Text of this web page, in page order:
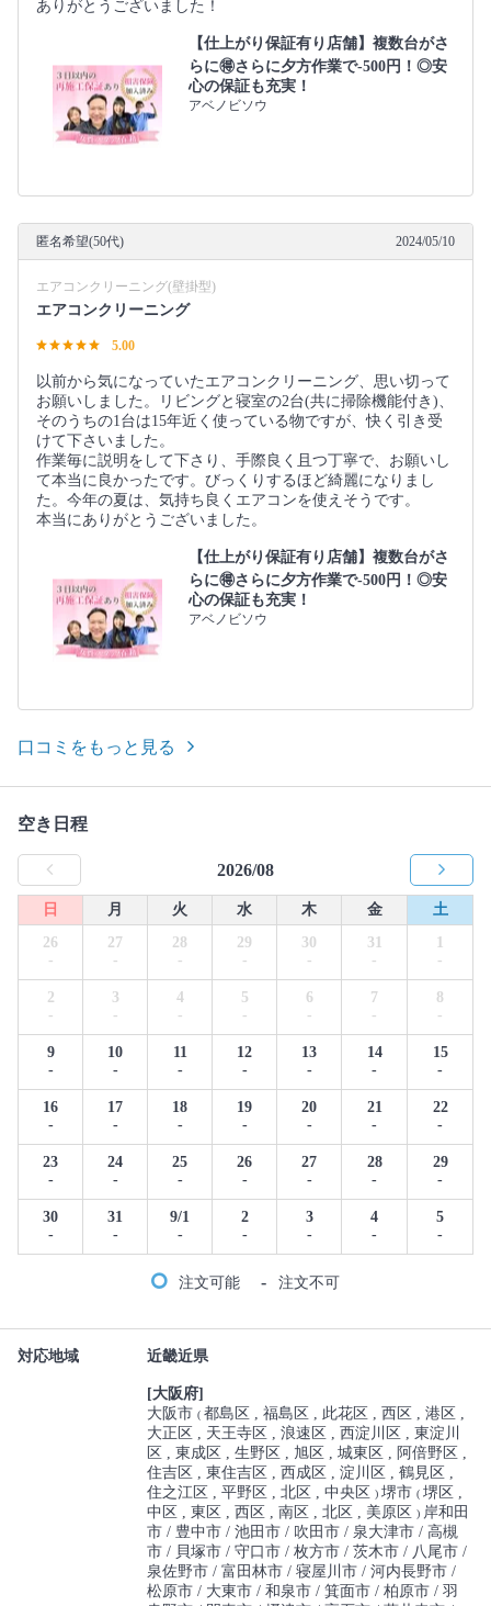
ありがとうございました！
【仕上がり保証有り店舗】複数台がさ
らに🉐さらに夕方作業で-500円！◎安
心の保証も充実！
アベノビソウ
匿名希望(50代) 2024/05/10
エアコンクリーニング(壁掛型)
エアコンクリーニング
5.00
以前から気になっていたエアコンクリーニング、思い切って
お願いしました。リビングと寝室の2台(共に掃除機能付き)、
そのうちの1台は15年近く使っている物ですが、快く引き受
けて下さいました。
作業毎に説明をして下さり、手際良く且つ丁寧で、お願いし
て本当に良かったです。びっくりするほど綺麗になりまし
た。今年の夏は、気持ち良くエアコンを使えそうです。
本当にありがとうございました。
【仕上がり保証有り店舗】複数台がさ
らに🉐さらに夕方作業で-500円！◎安
心の保証も充実！
アベノビソウ
口コミをもっと見る
空き日程
2026/08
日 月 火 水 木 金
土
26
-
27
-
28
-
29
-
30
-
31
-
1
-
2
-
3
-
4
-
5
-
6
-
7
-
8
-
9
-
10
-
11
-
12
-
13
-
14
-
15
-
16
-
17
-
18
-
19
-
20
-
21
-
22
-
23
-
24
-
25
-
26
-
27
-
28
-
29
-
30
-
31
-
9/1
-
2
-
3
-
4
-
5
-
注文可能 - 注文不可
対応地域 近畿近県
[大阪府]
大阪市(都島区 福島区 此花区 西区
港区
大正区
天王寺区 浪速区 西淀川区
東淀川
区
東成区 生野区 旭区 城東区
阿倍野区
住吉区
東住吉区 西成区 淀川区
鶴見区
住之江区
平野区 北区 中央区)堺市(堺区
中区
東区 西区 南区 北区 美原区) 岸和田
市 豊中市 池田市 吹田市 泉大津市 高槻
市
貝塚市 守口市 枚方市 茨木市
八尾市
泉佐野市 富田林市 寝屋川市 河内長野市
松原市 大東市 和泉市 箕面市 柏原市 羽